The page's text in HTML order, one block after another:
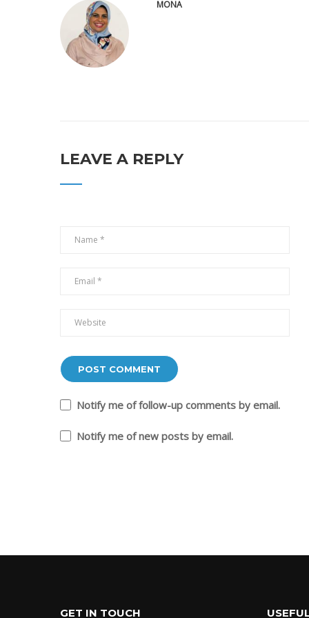
MONA
LEAVE A REPLY
Notify me of follow-up comments by email.
Notify me of new posts by email.
GET IN TOUCH